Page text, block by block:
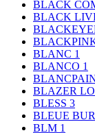
BLACK
BLACK
BLANC 1
BLANCO 1
BLAZER
BLESS 3
BLEUE
BLM 1